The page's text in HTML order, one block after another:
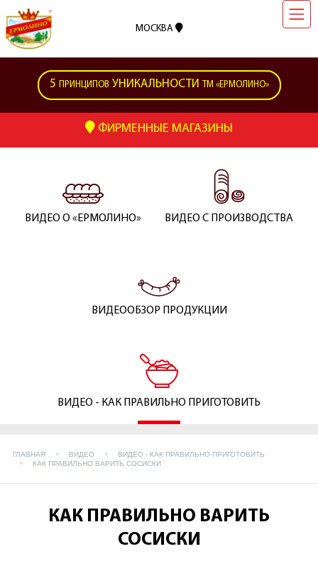
МОСКВА
5 ПРИНЦИПОВ УНИКАЛЬНОСТИ ТМ «ЕРМОЛИНО»
ФИРМЕННЫЕ МАГАЗИНЫ
ВИДЕО О «ЕРМОЛИНО» ВИДЕО С ПРОИЗВОДСТВА
ВИДЕООБЗОР ПРОДУКЦИИ
ВИДЕО - КАК ПРАВИЛЬНО ПРИГОТОВИТЬ
ГЛАВНАЯ ВИДЕО
ВИДЕО - КАК ПРАВИЛЬНО ПРИГОТОВИТЬ
КАК ПРАВИЛЬНО ВАРИТЬ СОСИСКИ
КАК ПРАВИЛЬНО ВАРИТЬ
СОСИСКИ